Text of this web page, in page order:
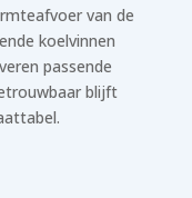
van de
koelvinnen
passende
blijft